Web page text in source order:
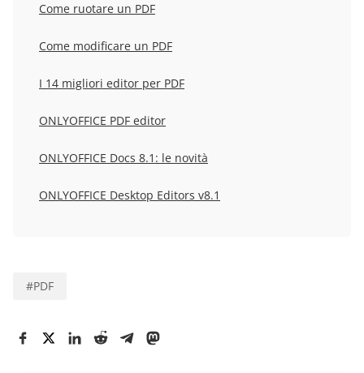
Come ruotare un PDF
Come modificare un PDF
I 14 migliori editor per PDF
ONLYOFFICE PDF editor
ONLYOFFICE Docs 8.1: le novità
ONLYOFFICE Desktop Editors v8.1
#PDF